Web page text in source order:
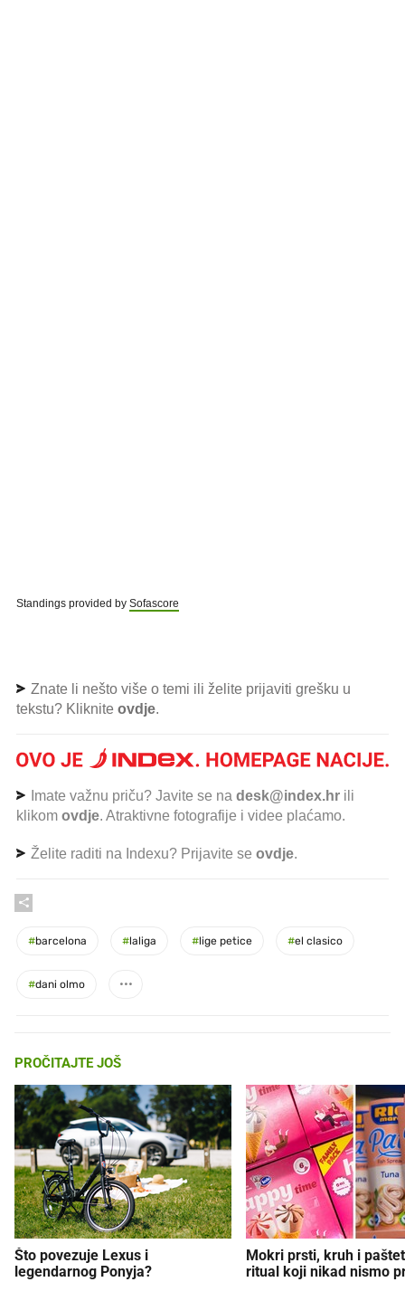
Standings provided by Sofascore
Znate li nešto više o temi ili želite prijaviti grešku u
tekstu? Kliknite ovdje.
Imate važnu priču? Javite se na desk@index.hr ili
klikom ovdje. Atraktivne fotografije i videe plaćamo.
Želite raditi na Indexu? Prijavite se ovdje.
#barcelona #laliga #lige petice #el clasico
#dani olmo
PROČITAJTE JOŠ
Što povezuje Lexus i
legendarnog Ponyja?
Mokri prsti, kruh i
ritual koji nikad nismo